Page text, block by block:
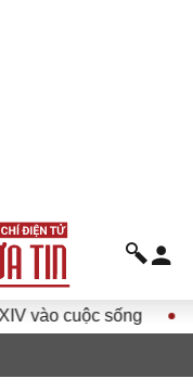
sống Hướng tới